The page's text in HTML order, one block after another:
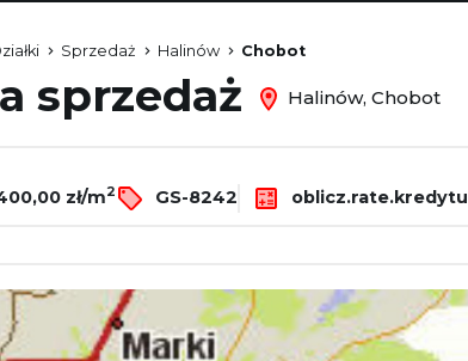
Sprzedaż Halinów Chobot
sprzedaż Halinów, Chobot
zł/m2 GS-8242 oblicz.rate.kredytu